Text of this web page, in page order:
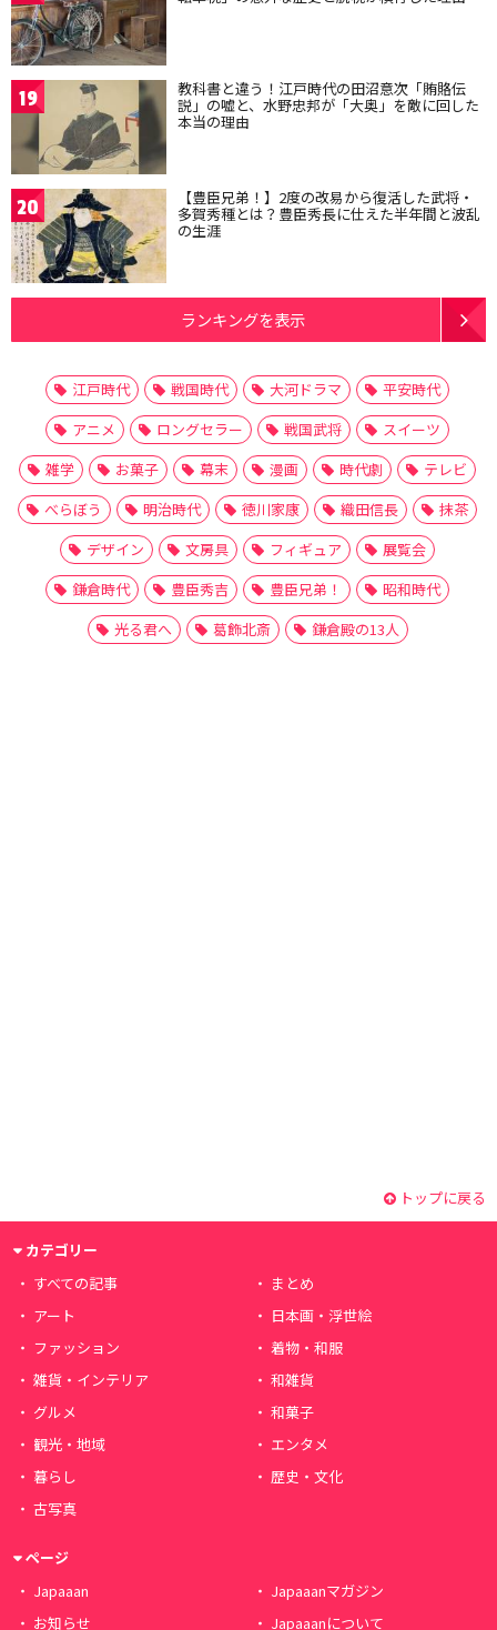
19 教科書と違う！江戸時代の田沼意次「賄賂伝
説」の嘘と、水野忠邦が「大奥」を敵に回した
本当の理由
20 【豊臣兄弟！】2度の改易から復活した武将・
多賀秀種とは？豊臣秀長に仕えた半年間と波乱
の生涯
ランキングを表示
江戸時代 戦国時代 大河ドラマ
平安時代
アニメ
ロングセラー 戦国武将
スイーツ
雑学
お菓子 幕末 漫画 時代劇
テレビ
べらぼう
明治時代 徳川家康 織田信長
抹茶
デザイン
文房具 フィギュア
展覧会
鎌倉時代
豊臣秀吉 豊臣兄弟！
昭和時代
光る君へ
葛飾北斎 鎌倉殿の13人
トップに戻る
カテゴリー
すべての記事
まとめ
アート
日本画・浮世絵
ファッション
着物・和服
雑貨・インテリア
和雑貨
グルメ
和菓子
観光・地域
エンタメ
暮らし
歴史・文化
古写真
ページ
Japaaan
Japaaanマガジン
お知らせ
Japaaanについて